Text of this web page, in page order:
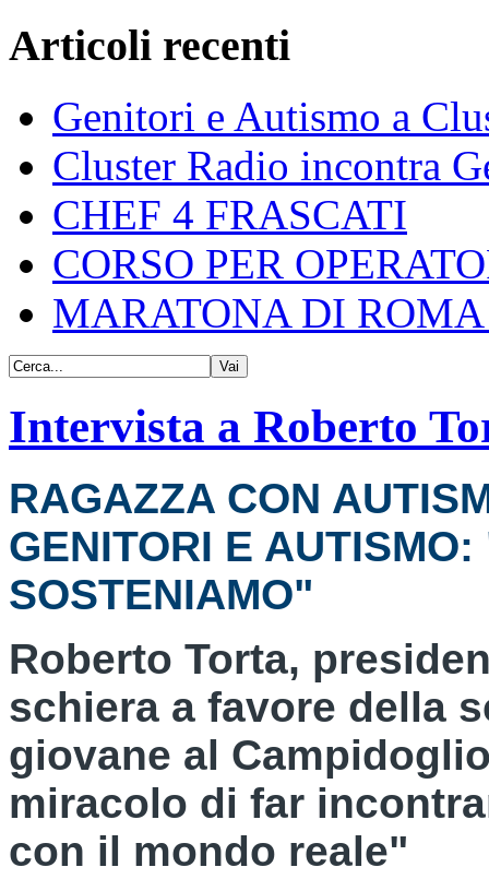
Articoli recenti
Genitori e Autismo a
Cluster Radio incontra
CHEF 4 FRASCATI
CORSO PER
MARATONA DI ROMA
Intervista a Roberto
RAGAZZA CON
GENITORI E
SOSTENIAMO"
Roberto Torta,
schiera a favore della
giovane al
miracolo di far
con il mondo reale"